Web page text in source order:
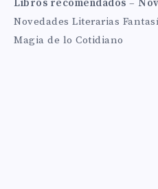
Libros recomendados –
Novedades Literarias
Magia de lo Cotidiano